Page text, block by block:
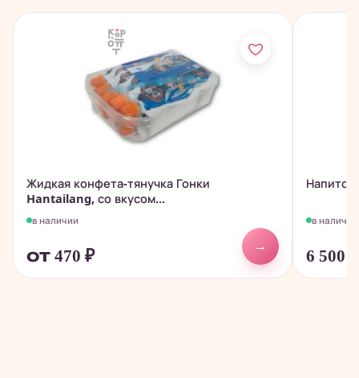
Жидкая конфета-тянучка Гонки
Hantailang, со вкусом...
в наличии
от 470 ₽
→
в наличии
6 500